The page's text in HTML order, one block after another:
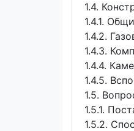
1.4.
1.4.1.
1.4.2.
1.4.3.
1.4.4.
1.4.5.
1.5.
1.5.1.
1.5.2.